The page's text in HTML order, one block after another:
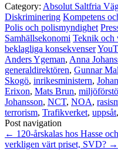
Category: Absolut Saltfria
Diskriminering Kompetens
Polis och polismyndighet
Samhällsekonomi Teknik och
beklagliga konsekvenser
Anders Ygeman, Anna
generaldirektören, Gunnar
Skogö, inrikesministern,
Erixon, Mats Brun,
Johansson, NCT, NOA,
terrorism, Trafikverket, uppsåt,
Post navigation
← 120-årskalas hos Hasse
verkligen värt priset, SVD? →